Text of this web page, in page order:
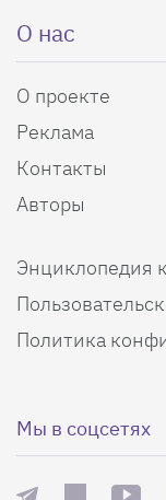
О нас
О проекте
Реклама
Контакты
Авторы
Энциклопедия
Политика
Мы в соцсетях